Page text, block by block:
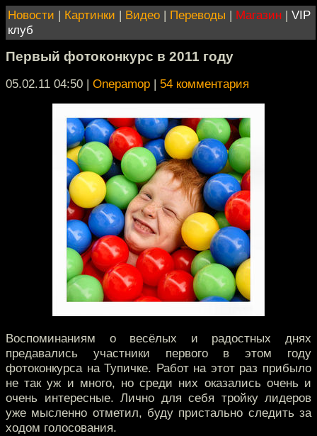
Новости | Картинки | Видео | Переводы | Магазин | VIP
клуб
Первый фотоконкурс в 2011 году
05.02.11 04:50 | Onepamop | 54 комментария
Воспоминаниям о весёлых и радостных днях
предавались участники первого в этом году
фотоконкурса на Тупичке. Работ на этот раз прибыло
не так уж и много, но среди них оказались очень и
очень интересные. Лично для себя тройку лидеров
уже мысленно отметил, буду пристально следить за
ходом голосования.